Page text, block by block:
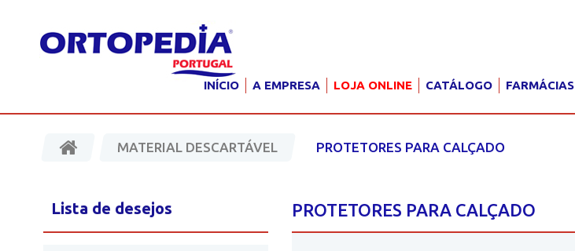
INÍCIO A EMPRESA LOJA ONLINE CATÁLOGO FARMÁCIAS
MATERIAL DESCARTÁVEL PROTETORES PARA CALÇADO
PROTETORES PARA CALÇADO
Lista de desejos